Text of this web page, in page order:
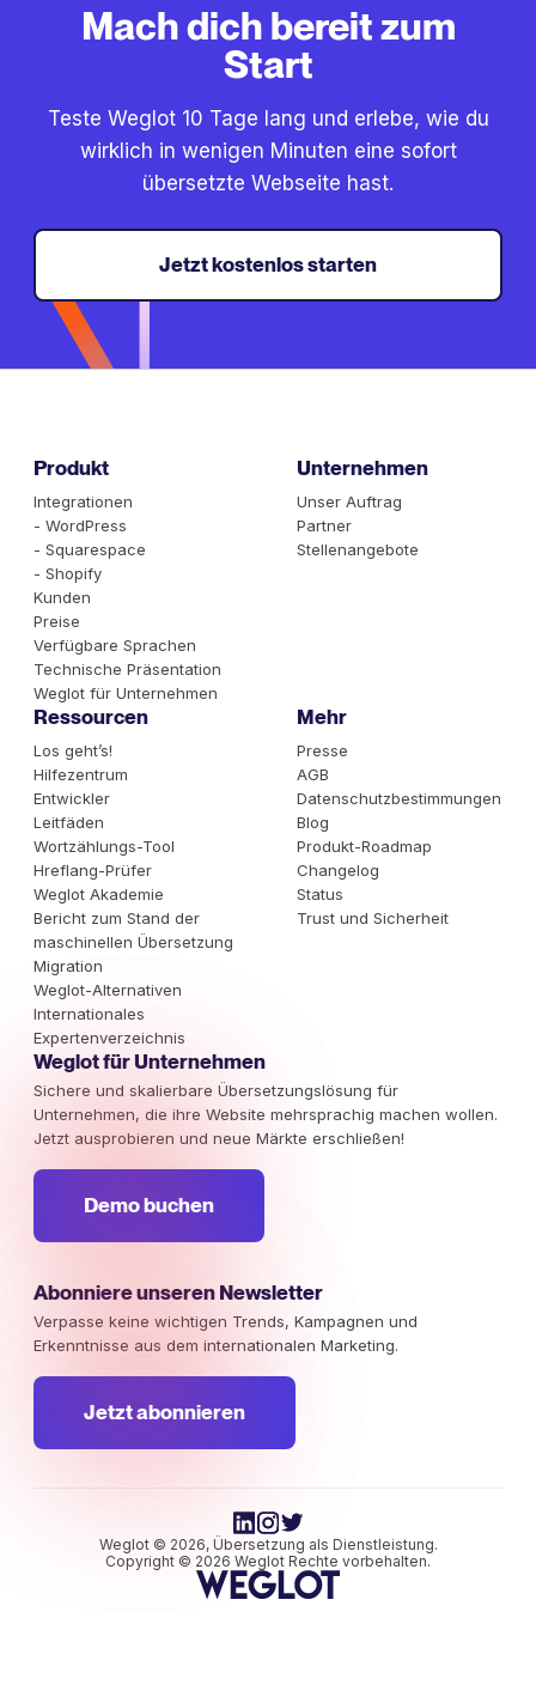
Mach dich bereit zum
Start
Teste Weglot 10 Tage lang und erlebe, wie du
wirklich in wenigen Minuten eine sofort
übersetzte Webseite hast.
Jetzt kostenlos starten
Produkt
Integrationen
- WordPress
- Squarespace
- Shopify
Kunden
Preise
Verfügbare Sprachen
Technische Präsentation
Weglot für Unternehmen
Unternehmen
Unser Auftrag
Partner
Stellenangebote
Ressourcen
Los geht’s!
Hilfezentrum
Entwickler
Leitfäden
Wortzählungs-Tool
Hreflang-Prüfer
Weglot Akademie
Bericht zum Stand der
maschinellen Übersetzung
Migration
Weglot-Alternativen
Internationales
Expertenverzeichnis
Mehr
Presse
AGB
Datenschutzbestimmungen
Blog
Produkt-Roadmap
Changelog
Status
Trust und Sicherheit
Weglot für Unternehmen
Sichere und skalierbare Übersetzungslösung für
Unternehmen, die ihre Website mehrsprachig machen wollen.
Jetzt ausprobieren und neue Märkte erschließen!
Demo buchen
Abonniere unseren Newsletter
Verpasse keine wichtigen Trends, Kampagnen und
Erkenntnisse aus dem internationalen Marketing.
Jetzt abonnieren
Weglot © 2026, Übersetzung als Dienstleistung.
Copyright © 2026 Weglot Rechte vorbehalten.